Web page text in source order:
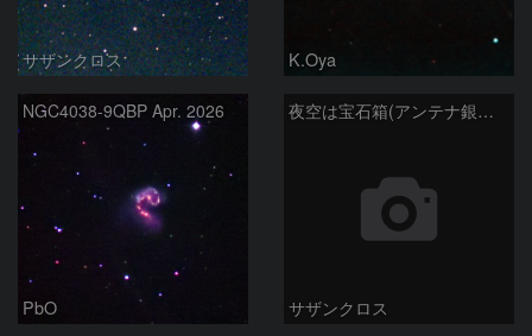
サザンクロス K.Oya
NGC4038-9QBP Apr. 2026
PbO
夜空は宝石箱(アンテナ銀河 NGC4038) Seestar50
サザンクロス